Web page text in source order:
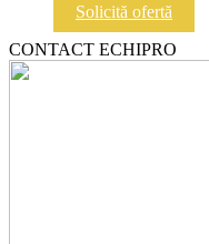
Gratar
pe
gaz
Solicită ofertă
CONTACT ECHIPRO